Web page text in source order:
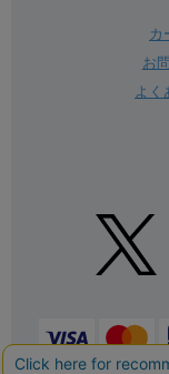
カ
お
よく